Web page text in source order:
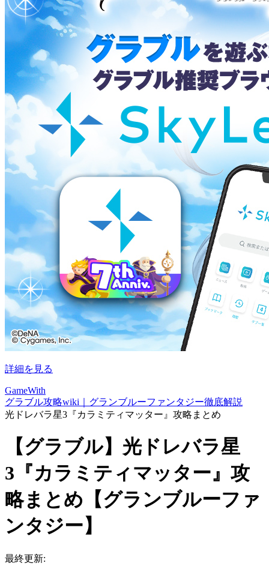
詳細を見る
GameWith
グラブル攻略wiki｜グランブルーファンタジー徹底解説
光ドレバラ星3『カラミティマッター』攻略まとめ
【グラブル】光ドレバラ星
3『カラミティマッター』攻
略まとめ【グランブルーファ
ンタジー】
最終更新: